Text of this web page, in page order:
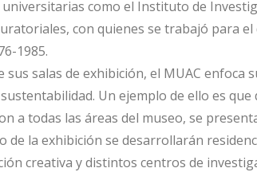
como el Instituto de
con quienes se trabajó para
1985.
sus salas de exhibición, el MUAC
Un ejemplo de ello es
a todas las áreas del museo, se
de la exhibición se desarrollarán
creativa y distintos centros de